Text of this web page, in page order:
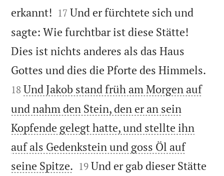
erkannt! 

17 Und er fürchtete sich und
sagte: Wie furchtbar ist diese Stätte!
Dies ist nichts anderes als das Haus
Gottes und dies die Pforte des Himmels.
18 Und Jakob stand früh am Morgen auf
und nahm den Stein, den er an sein
Kopfende gelegt hatte, und stellte ihn
auf als Gedenkstein und goss Öl auf
seine Spitze. 

19 Und er gab dieser Stätte